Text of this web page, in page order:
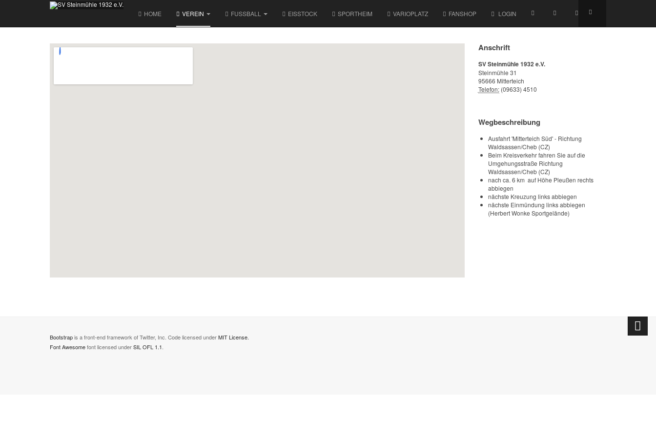
HOME VEREIN FUSSBALL EISSTOCK SPORTHEIM VARIOPLATZ FANSHOP LOGIN
Anschrift
SV Steinmühle 1932 e.V.
Steinmühle 31
95666 Mitterteich
Telefon:(09633) 4510
Wegbeschreibung
Ausfahrt 'Mitterteich Süd' - Richtung
Waldsassen/Cheb (CZ)
Beim Kreisverkehr fahren Sie auf die
Umgehungsstraße Richtung
Waldsassen/Cheb (CZ)
nach ca. 6 km auf Höhe Pleußen rechts
abbiegen
nächste Kreuzung links abbiegen
nächste Einmündung links abbiegen
(Herbert Wonke Sportgelände)
Bootstrapis a front-end framework of Twitter, Inc. Code licensed underMIT License.
Font Awesomefont licensed underSIL OFL 1.1